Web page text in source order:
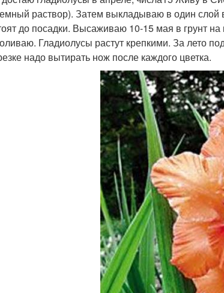
раствор). Затем выкладываю в один слой
до посадки. Высаживаю 10-15 мая в грунт
Гладиолусы растут крепкими. За лето
надо вытирать нож после каждого цветка.